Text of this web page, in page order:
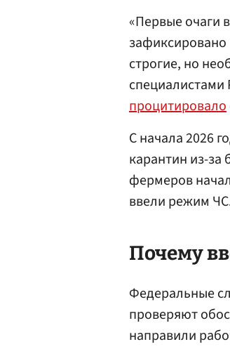
«Первые очаги
зафиксировано
строгие, но
специалистами
процитировало
С начала 2026
карантин из-за
фермеров
ввели режим
Почему
Федеральные
проверяют
направили